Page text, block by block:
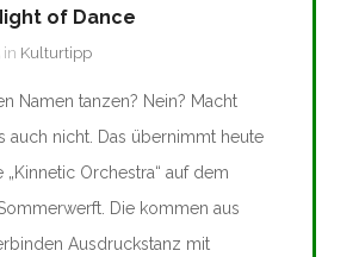
of Dance
in Kulturtipp
Namen tanzen? Nein? Macht
auch nicht. Das übernimmt heute
Orchestra“ auf dem
Die kommen aus
Ausdruckstanz mit